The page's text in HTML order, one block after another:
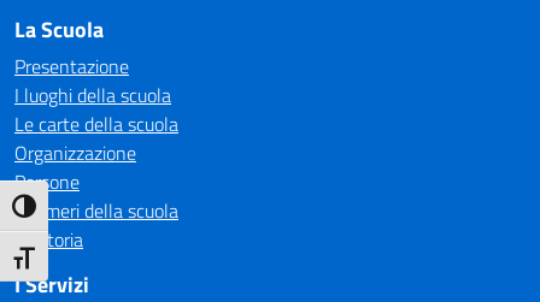
Attiva/disattiva alto contrasto
Attiva/disattiva dimensione testo
La Scuola
Presentazione
I luoghi della scuola
Le carte della scuola
Organizzazione
Persone
I numeri della scuola
La storia
I Servizi